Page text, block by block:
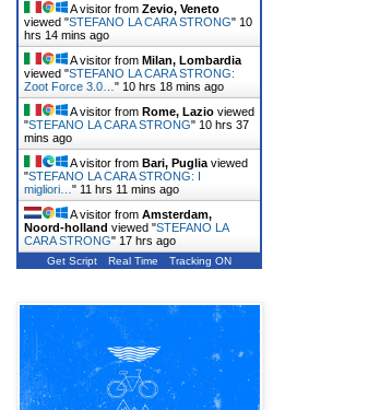
A visitor from Zevio, Veneto
viewed "STEFANO LA CARA STRONG" 10
hrs 14 mins ago
A visitor from Milan, Lombardia
viewed "STEFANO LA CARA STRONG:
Zoot Force 3.0… " 10 hrs 18 mins ago
A visitor from Rome, Lazio viewed
"STEFANO LA CARA STRONG" 10 hrs 37
mins ago
A visitor from Bari, Puglia viewed
"STEFANO LA CARA STRONG: I
migliori… " 11 hrs 11 mins ago
A visitor from Amsterdam,
Noord-holland viewed "STEFANO LA
CARA STRONG" 17 hrs ago
Get Script Real Time Tracking ON